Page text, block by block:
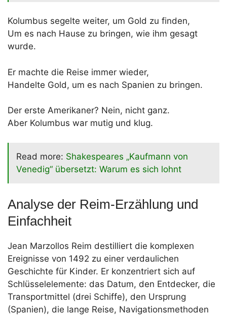
Kolumbus segelte weiter, um Gold zu finden,
Um es nach Hause zu bringen, wie ihm gesagt
wurde.
Er machte die Reise immer wieder,
Handelte Gold, um es nach Spanien zu bringen.
Der erste Amerikaner? Nein, nicht ganz.
Aber Kolumbus war mutig und klug.
Read more: Shakespeares „Kaufmann von
Venedig“ übersetzt: Warum es sich lohnt
Analyse der Reim-Erzählung und
Einfachheit
Jean Marzollos Reim destilliert die komplexen
Ereignisse von 1492 zu einer verdaulichen
Geschichte für Kinder. Er konzentriert sich auf
Schlüsselelemente: das Datum, den Entdecker, die
Transportmittel (drei Schiffe), den Ursprung
(Spanien), die lange Reise, Navigationsmethoden